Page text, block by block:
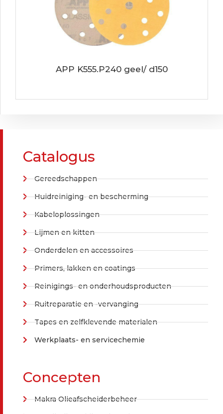
Catalogus
Gereedschappen
Huidreiniging- en bescherming
Kabeloplossingen
Lijmen en kitten
Onderdelen en accessoires
Primers, lakken en coatings
Reinigings- en onderhoudsproducten
Ruitreparatie en -vervanging
Tapes en zelfklevende materialen
Werkplaats- en servicechemie
Concepten
Makra Olieafscheiderbeheer
APP K555.P240 geel/ d150